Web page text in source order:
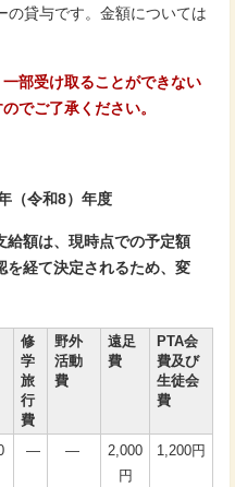
の貸与です。金額については
部受け取ることができない
でご了承ください。
（令和8）年度
額は、現時点での予定額
を経て決定されるため、変
修
学
旅
行
費
野外
活動
費
遠足
費
PTA会
費及び
生徒会
費
― ―
2,000
円
1,200円